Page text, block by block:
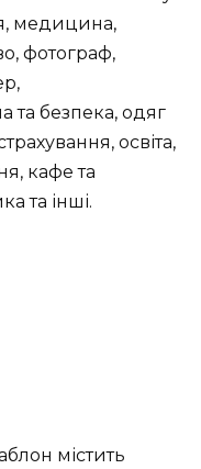
медицина,
фотограф,
та безпека, одяг
освіта,
кафе та
та інші.
містить